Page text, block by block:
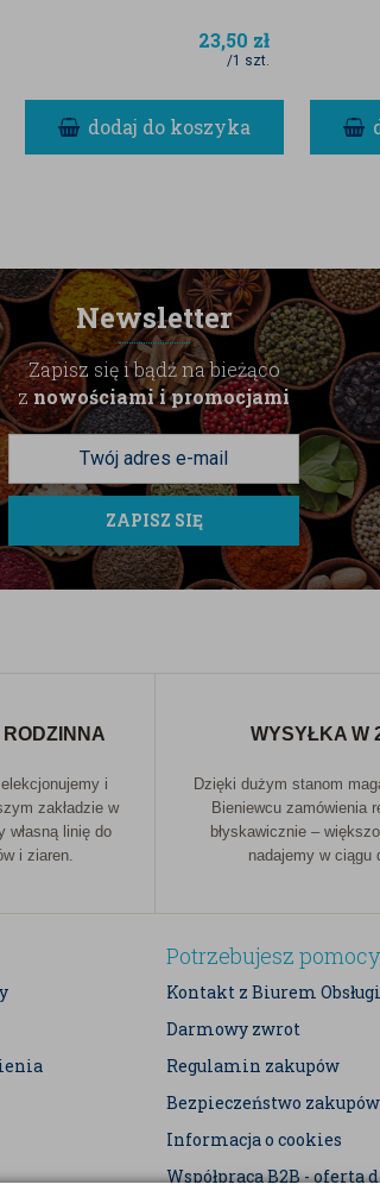
23,50 zł
/1 szt.
dodaj do koszyka
Newsletter
Zapisz się i bądź na bieżąco
znowościami i promocjami
ZAPISZ SIĘ
i
zakładzie w
własną linię do
i ziaren.
WYSYŁKA W
Dzięki dużym stanom
Bieniewcu zamówienia
błyskawicznie –
nadajemy w ciągu
Potrzebujesz
Kontakt z Biurem
Darmowy zwrot
Regulamin zakupów
Bezpieczeństwo zakupów
Informacja o cookies
Współpraca B2B - oferta